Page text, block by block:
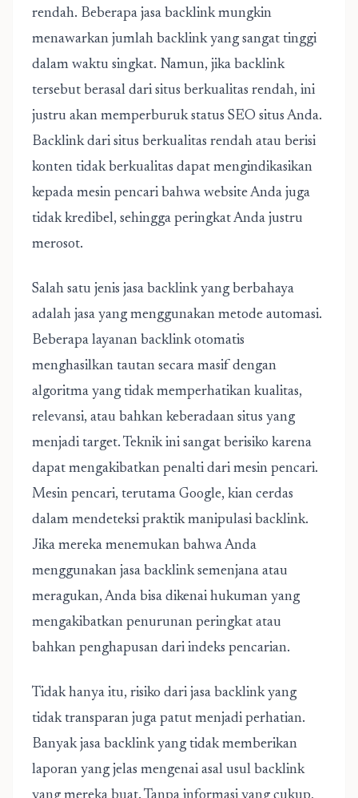
rendah. Beberapa jasa backlink mungkin
menawarkan jumlah backlink yang sangat tinggi
dalam waktu singkat. Namun, jika backlink
tersebut berasal dari situs berkualitas rendah, ini
justru akan memperburuk status SEO situs Anda.
Backlink dari situs berkualitas rendah atau berisi
konten tidak berkualitas dapat mengindikasikan
kepada mesin pencari bahwa website Anda juga
tidak kredibel, sehingga peringkat Anda justru
merosot.
Salah satu jenis jasa backlink yang berbahaya
adalah jasa yang menggunakan metode automasi.
Beberapa layanan backlink otomatis
menghasilkan tautan secara masif dengan
algoritma yang tidak memperhatikan kualitas,
relevansi, atau bahkan keberadaan situs yang
menjadi target. Teknik ini sangat berisiko karena
dapat mengakibatkan penalti dari mesin pencari.
Mesin pencari, terutama Google, kian cerdas
dalam mendeteksi praktik manipulasi backlink.
Jika mereka menemukan bahwa Anda
menggunakan jasa backlink semenjana atau
meragukan, Anda bisa dikenai hukuman yang
mengakibatkan penurunan peringkat atau
bahkan penghapusan dari indeks pencarian.
Tidak hanya itu, risiko dari jasa backlink yang
tidak transparan juga patut menjadi perhatian.
Banyak jasa backlink yang tidak memberikan
laporan yang jelas mengenai asal usul backlink